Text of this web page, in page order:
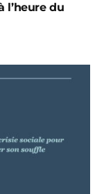
l’heure du